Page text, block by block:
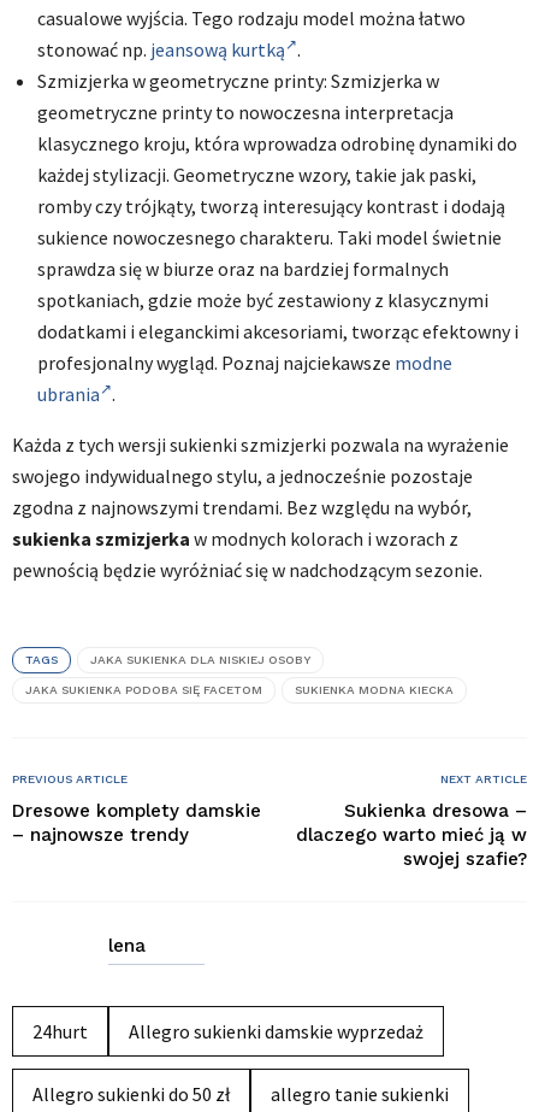
casualowe wyjścia. Tego rodzaju model można łatwo
stonować np. jeansową kurtką .
Szmizjerka w geometryczne printy: Szmizjerka w
geometryczne printy to nowoczesna interpretacja
klasycznego kroju, która wprowadza odrobinę dynamiki do
każdej stylizacji. Geometryczne wzory, takie jak paski,
romby czy trójkąty, tworzą interesujący kontrast i dodają
sukience nowoczesnego charakteru. Taki model świetnie
sprawdza się w biurze oraz na bardziej formalnych
spotkaniach, gdzie może być zestawiony z klasycznymi
dodatkami i eleganckimi akcesoriami, tworząc efektowny i
profesjonalny wygląd. Poznaj najciekawsze modne
ubrania .
Każda z tych wersji sukienki szmizjerki pozwala na wyrażenie
swojego indywidualnego stylu, a jednocześnie pozostaje
zgodna z najnowszymi trendami. Bez względu na wybór,
sukienka szmizjerka w modnych kolorach i wzorach z
pewnością będzie wyróżniać się w nadchodzącym sezonie.
TAGS JAKA SUKIENKA DLA NISKIEJ OSOBY
JAKA SUKIENKA PODOBA SIĘ FACETOM SUKIENKA MODNA KIECKA
PREVIOUS ARTICLE
Dresowe komplety damskie
– najnowsze trendy
NEXT ARTICLE
Sukienka dresowa –
dlaczego warto mieć ją w
swojej szafie?
lena
24hurt Allegro sukienki damskie wyprzedaż
Allegro sukienki do 50 zł allegro tanie sukienki